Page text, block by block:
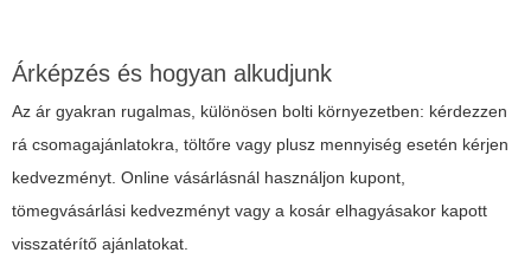
Árképzés és hogyan alkudjunk
Az ár gyakran rugalmas, különösen bolti környezetben: kérdezzen
rá csomagajánlatokra, töltőre vagy plusz mennyiség esetén kérjen
kedvezményt. Online vásárlásnál használjon kupont,
tömegvásárlási kedvezményt vagy a kosár elhagyásakor kapott
visszatérítő ajánlatokat.